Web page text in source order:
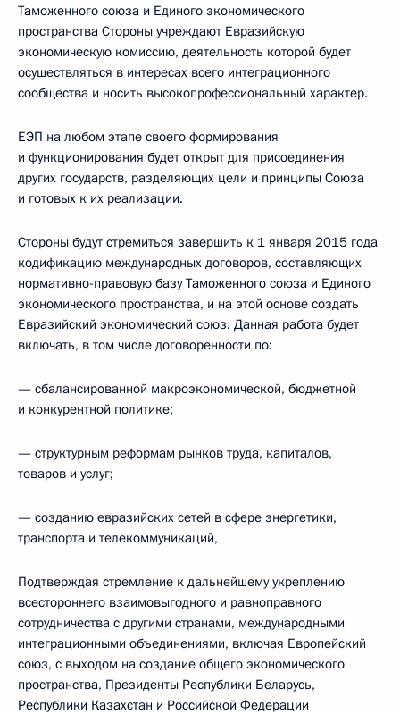
Таможенного союза и Единого экономического
пространства Стороны учреждают Евразийскую
экономическую комиссию, деятельность которой будет
осуществляться в интересах всего интеграционного
сообщества и носить высокопрофессиональный характер.
ЕЭП на любом этапе своего формирования
и функционирования будет открыт для присоединения
других государств, разделяющих цели и принципы Союза
и готовых к их реализации.
Стороны будут стремиться завершить к 1 января 2015 года
кодификацию международных договоров, составляющих
нормативно-правовую базу Таможенного союза и Единого
экономического пространства, и на этой основе создать
Евразийский экономический союз. Данная работа будет
включать, в том числе договоренности по:
— сбалансированной макроэкономической, бюджетной
и конкурентной политике;
— структурным реформам рынков труда, капиталов,
товаров и услуг;
— созданию евразийских сетей в сфере энергетики,
транспорта и телекоммуникаций,
Подтверждая стремление к дальнейшему укреплению
всестороннего взаимовыгодного и равноправного
сотрудничества с другими странами, международными
интеграционными объединениями, включая Европейский
союз, с выходом на создание общего экономического
пространства, Президенты Республики Беларусь,
Республики Казахстан и Российской Федерации